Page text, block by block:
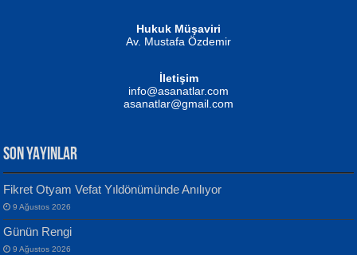
MUSTAFA KELOĞLU
Yarına İz Bırakmak...
Yılmaz Ekinci
Geceye Söylenen...
Hukuk Müşaviri
Av. Mustafa Özdemir
İletişim
info@asanatlar.com
asanatlar@gmail.com
SON YAYINLAR
Fikret Otyam Vefat Yıldönümünde Anılıyor
9 Ağustos 2026
Günün Rengi
9 Ağustos 2026